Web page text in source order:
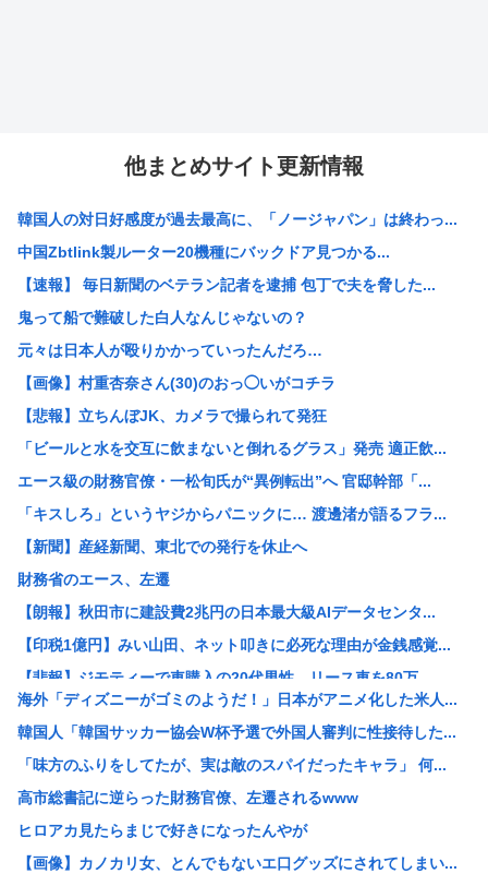
他まとめサイト更新情報
韓国人の対日好感度が過去最高に、「ノージャパン」は終わっ...
中国Zbtlink製ルーター20機種にバックドア見つかる...
【速報】 毎日新聞のベテラン記者を逮捕 包丁で夫を脅した...
鬼って船で難破した白人なんじゃないの？
元々は日本人が殴りかかっていったんだろ…
【画像】村重杏奈さん(30)のおっ◯いがコチラ
【悲報】立ちんぼJK、カメラで撮られて発狂
「ビールと水を交互に飲まないと倒れるグラス」発売 適正飲...
エース級の財務官僚・一松旬氏が“異例転出”へ 官邸幹部「...
「キスしろ」というヤジからパニックに… 渡邊渚が語るフラ...
【新聞】産経新聞、東北での発行を休止へ
財務省のエース、左遷
【朗報】秋田市に建設費2兆円の日本最大級AIデータセンタ...
【印税1億円】みい山田、ネット叩きに必死な理由が金銭感覚...
【悲報】ジモティーで車購入の20代男性、リース車を80万...
珍しく南北から同時に叩かれた日本 韓国からは「領土問題」...
パヨク「アジア人民、中国人民と連帯して戦おー！悪政高市を...
みんなで大家さん「成田は日本の下町が開発したゴミをエネル...
【画像】X民さん「ニンニクが青い！こんなの食えない！」
【悲報】楽しんごさん、清水良太郎さんとの“過去の因縁”を...
【衝撃】元ジャンポケ斉藤慎二被告の判決を堀江貴文さんが予...
海外「ディズニーがゴミのようだ！」日本がアニメ化した米人...
韓国人「韓国サッカー協会W杯予選で外国人審判に性接待した...
「味方のふりをしてたが、実は敵のスパイだったキャラ」 何...
高市総書記に逆らった財務官僚、左遷されるwww
ヒロアカ見たらまじで好きになったんやが
【画像】カノカリ女、とんでもないエ口グッズにされてしまい...